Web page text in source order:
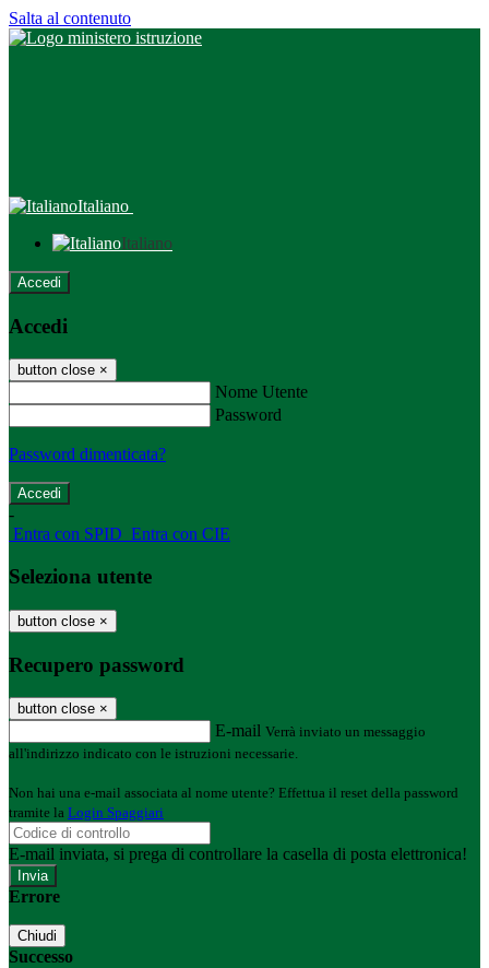
Salta al contenuto
Italiano
Italiano
Accedi
Accedi
button close ×
Nome Utente
Password
Password dimenticata?
-
Entra con SPID Entra con CIE
Seleziona utente
button close ×
Recupero password
button close ×
E-mail Verrà inviato un messaggio
all'indirizzo indicato con le istruzioni necessarie.
Non hai una e-mail associata al nome utente? Effettua il reset della password
tramite la Login Spaggiari
E-mail inviata, si prega di controllare la casella di posta elettronica!
Errore
Chiudi
Successo